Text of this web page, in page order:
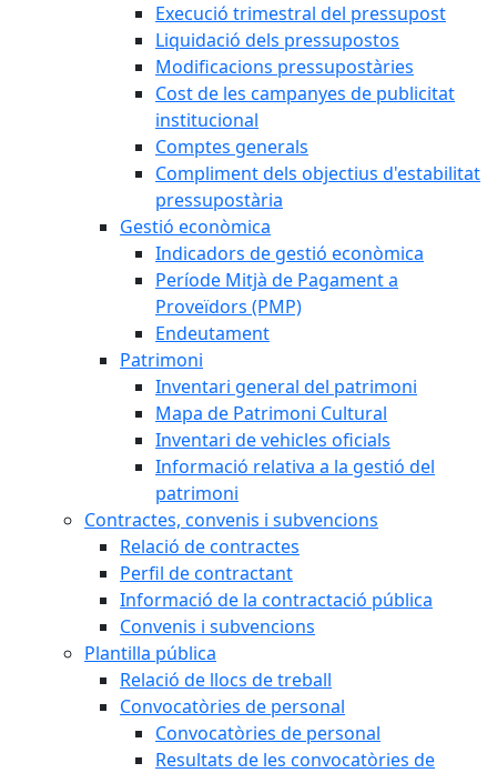
Execució trimestral del pressupost
Liquidació dels pressupostos
Modificacions pressupostàries
Cost de les campanyes de publicitat
institucional
Comptes generals
Compliment dels objectius d'estabilitat
pressupostària
Gestió econòmica
Indicadors de gestió econòmica
Període Mitjà de Pagament a
Proveïdors (PMP)
Endeutament
Patrimoni
Inventari general del patrimoni
Mapa de Patrimoni Cultural
Inventari de vehicles oficials
Informació relativa a la gestió del
patrimoni
Contractes, convenis i subvencions
Relació de contractes
Perfil de contractant
Informació de la contractació pública
Convenis i subvencions
Plantilla pública
Relació de llocs de treball
Convocatòries de personal
Convocatòries de personal
Resultats de les convocatòries de